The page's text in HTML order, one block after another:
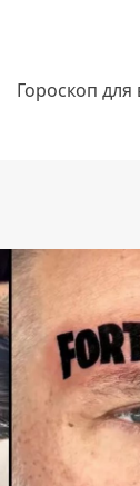
Гороскоп для